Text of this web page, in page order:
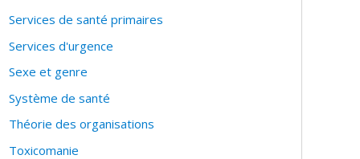
Services de santé primaires
Services d'urgence
Sexe et genre
Système de santé
Théorie des organisations
Toxicomanie